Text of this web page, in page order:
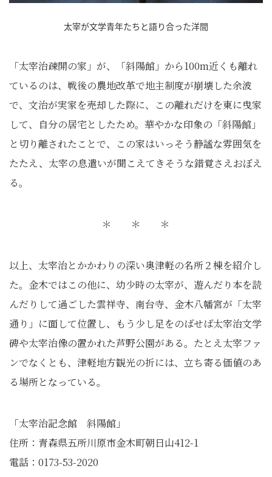
太宰が文学青年たちと語り合った洋間
「太宰治疎開の家」が、「斜陽館」から100m近くも離れ
ているのは、戦後の農地改革で地主制度が崩壊した余波
で、文治が実家を売却した際に、この離れだけを東に曳家
して、自分の居宅としたため。華やかな印象の「斜陽館」
と切り離されたことで、この家はいっそう静謐な雰囲気を
たたえ、太宰の息遣いが聞こえてきそうな錯覚さえおぼえ
る。
＊ ＊ ＊
以上、太宰治とかかわりの深い奥津軽の名所２棟を紹介し
た。金木ではこの他に、幼少時の太宰が、遊んだり本を読
んだりして過ごした雲祥寺、南台寺、金木八幡宮が「太宰
通り」に面して位置し、もう少し足をのばせば太宰治文学
碑や太宰治像の置かれた芦野公園がある。たとえ太宰ファ
ンでなくとも、津軽地方観光の折には、立ち寄る価値のあ
る場所となっている。
「太宰治記念館 斜陽館」
住所：青森県五所川原市金木町朝日山412-1
電話：0173-53-2020